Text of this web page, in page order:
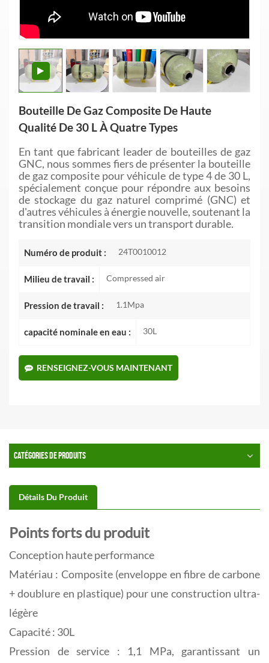
Bouteille De Gaz Composite De Haute
Qualité De 30 L À Quatre Types
En tant que fabricant leader de bouteilles de gaz
GNC, nous sommes fiers de présenter la bouteille
de gaz composite pour véhicule de type 4 de 30 L,
spécialement conçue pour répondre aux besoins
de stockage du gaz naturel comprimé (GNC) et
d'autres véhicules à énergie nouvelle, soutenant la
transition mondiale vers un transport durable.
Numéro de produit : 24T0010012
Milieu de travail : Compressed air
Pression de travail : 1.1Mpa
capacité nominale en eau : 30L
RENSEIGNEZ-VOUS MAINTENANT
CATÉGORIES DE PRODUITS
Détails Du Produit
Points forts du produit
Conception haute performance
Matériau : Composite (enveloppe en fibre de carbone
+ doublure en plastique) pour une construction ultra-
légère
Capacité : 30L
Pression de service : 1,1 MPa, garantissant un